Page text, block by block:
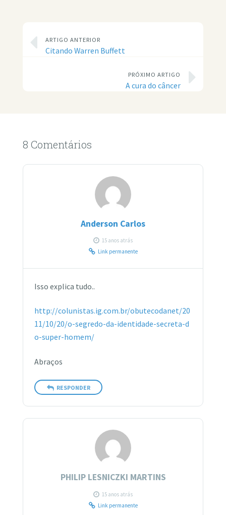
ARTIGO ANTERIOR
Citando Warren Buffett
PRÓXIMO ARTIGO
A cura do câncer
8 Comentários
Anderson Carlos
15 anos atrás
Link permanente
Isso explica tudo..
http://colunistas.ig.com.br/obutecodanet/20
11/10/20/o-segredo-da-identidade-secreta-d
o-super-homem/
Abraços
RESPONDER
PHILIP LESNICZKI MARTINS
15 anos atrás
Link permanente